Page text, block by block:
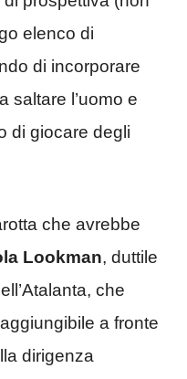
elenco di
di incorporare
saltare l’uomo e
di giocare degli
che avrebbe
Lookman, duttile
che
a fronte
dirigenza